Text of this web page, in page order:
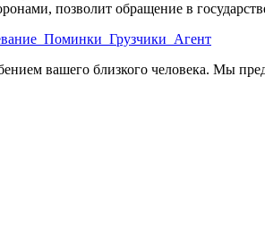
позволит обращение в
Поминки Грузчики Агент
вашего близкого человека. Мы